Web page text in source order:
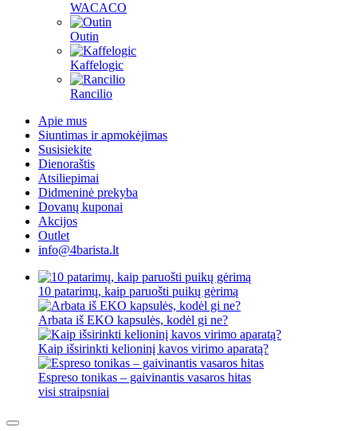
WACACO
Outin
Kaffelogic
Rancilio
Apie mus
Siuntimas ir apmokėjimas
Susisiekite
Dienoraštis
Atsiliepimai
Didmeninė prekyba
Dovanų kuponai
Akcijos
Outlet
info@4barista.lt
10 patarimų, kaip paruošti puikų gėrimą
Arbata iš EKO kapsulės, kodėl gi ne?
Kaip išsirinkti kelioninį kavos virimo aparatą?
Espreso tonikas – gaivinantis vasaros hitas
visi straipsniai